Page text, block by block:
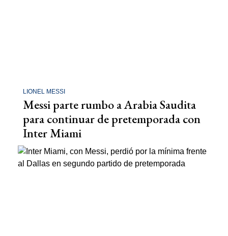
LIONEL MESSI
Messi parte rumbo a Arabia Saudita
para continuar de pretemporada con
Inter Miami